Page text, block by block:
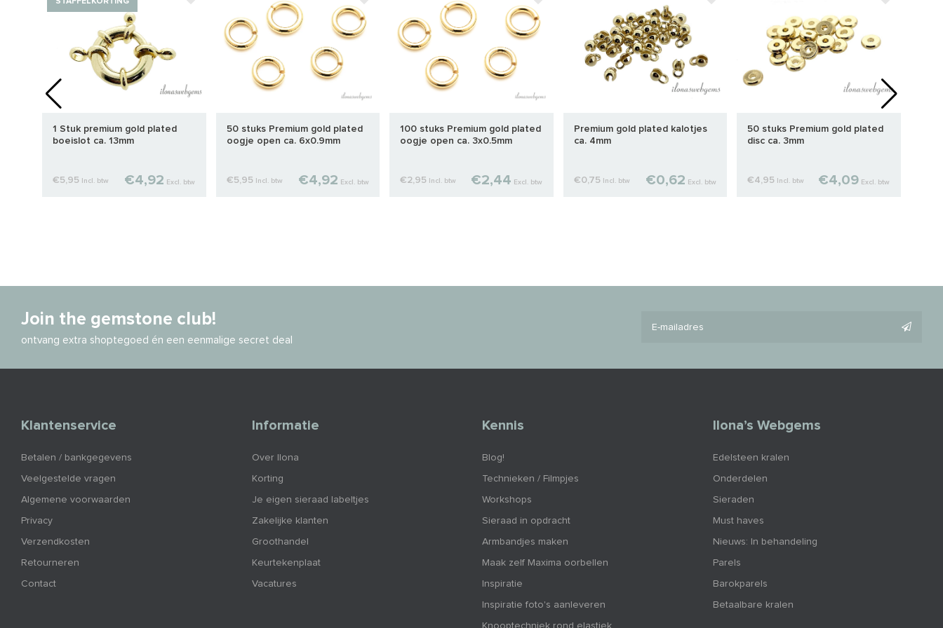
1 Stuk premium gold plated
boeislot ca. 13mm
€5,95 Incl. btw €4,92 Excl. btw
50 stuks Premium gold plated
oogje open ca. 6x0.9mm
€5,95 Incl. btw €4,92 Excl. btw
100 stuks Premium gold plated
oogje open ca. 3x0.5mm
€2,95 Incl. btw €2,44 Excl. btw
Premium gold plated kalotjes
ca. 4mm
€0,75 Incl. btw €0,62 Excl. btw
50 stuks Premium gold plated
disc ca. 3mm
€4,95 Incl. btw €4,09 Excl. btw
Join the gemstone club!
ontvang extra shoptegoed én een eenmalige secret deal
Klantenservice
Betalen / bankgegevens
Veelgestelde vragen
Algemene voorwaarden
Privacy
Verzendkosten
Retourneren
Contact
Informatie
Over Ilona
Korting
Je eigen sieraad labeltjes
Zakelijke klanten
Groothandel
Keurtekenplaat
Vacatures
Kennis
Blog!
Technieken / Filmpjes
Workshops
Sieraad in opdracht
Armbandjes maken
Maak zelf Maxima oorbellen
Inspiratie
Inspiratie foto's aanleveren
Ilona’s Webgems
Edelsteen kralen
Onderdelen
Sieraden
Must haves
Nieuws: In behandeling
Parels
Barokparels
Betaalbare kralen